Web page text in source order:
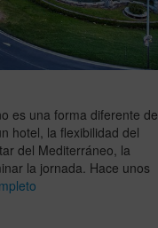
es una forma diferente de
hotel, la flexibilidad del
del Mediterráneo, la
la jornada. Hace unos